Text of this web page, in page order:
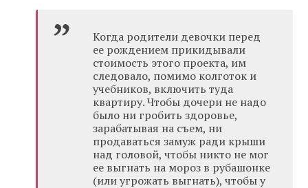
Когда родители девочки перед
ее рождением прикидывали
стоимость этого проекта, им
следовало, помимо колготок и
учебников, включить туда
квартиру. Чтобы дочери не надо
было ни гробить здоровье,
зарабатывая на съем, ни
продаваться замуж ради крыши
над головой, чтобы никто не мог
ее выгнать на мороз в рубашонке
(или угрожать выгнать), чтобы у